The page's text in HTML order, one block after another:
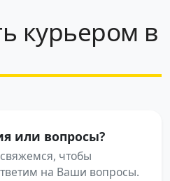
курьером в
или вопросы?
чтобы
на Ваши вопросы.